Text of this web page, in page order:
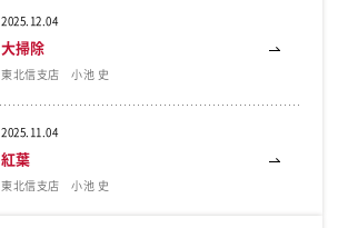
2025.12.04
東北信支店 小池 史
大掃除
2025.11.04
東北信支店 小池 史
紅葉